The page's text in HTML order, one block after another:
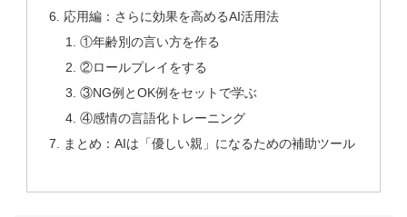
応用編：さらに効果を高めるAI活用法
①年齢別の言い方を作る
②ロールプレイをする
③NG例とOK例をセットで学ぶ
④感情の言語化トレーニング
まとめ：AIは「優しい親」になるための補助ツール